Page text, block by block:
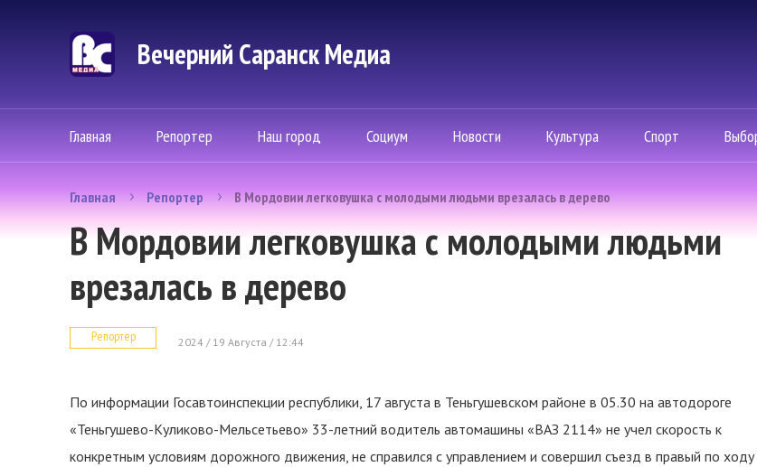
Вечерний Саранск Mедиа
Главная Репортер Наш город Социум Новости Культура Спорт
Главная Репортер В Мордовии легковушка с молодыми людьми врезалась в дерево
В Мордовии легковушка с молодыми людьми
врезалась в дерево
Репортер 2024 / 19 Августа / 12:44
По информации Госавтоинспекции республики, 17 августа в Теньгушевском районе в 05.30 на автодороге
«Теньгушево-Куликово-Мельсетьево» 33-летний водитель автомашины «ВАЗ 2114» не учел скорость к
конкретным условиям дорожного движения, не справился с управлением и совершил съезд в правый по ходу